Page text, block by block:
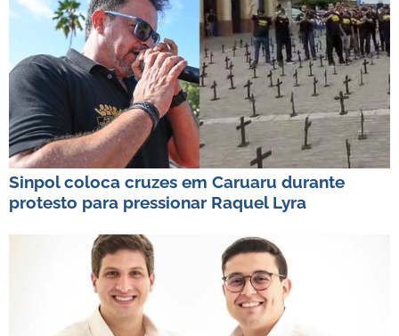
Sinpol coloca cruzes em Caruaru durante
protesto para pressionar Raquel Lyra